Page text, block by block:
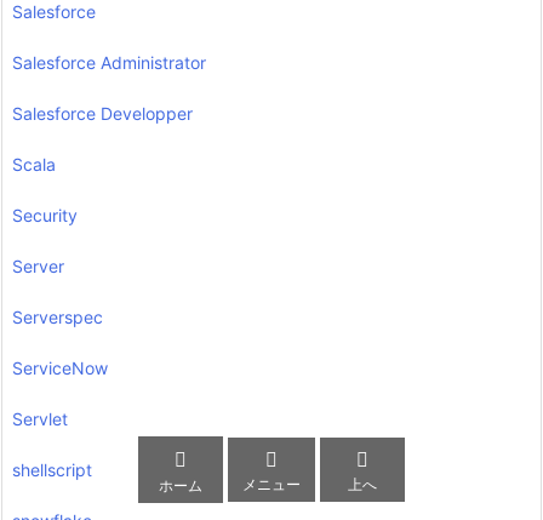
Salesforce
Salesforce Administrator
Salesforce Developper
Scala
Security
Server
Serverspec
ServiceNow
Servlet
shellscript 
ホーム

メニュー

上へ